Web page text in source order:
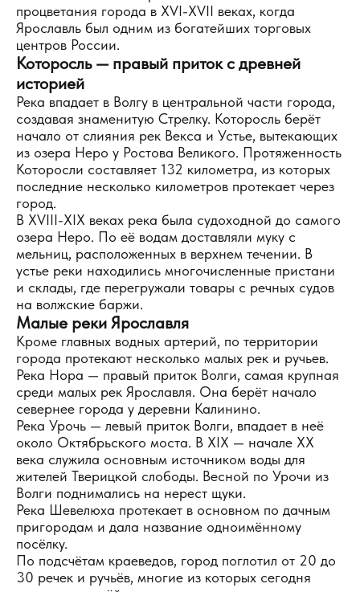
процветания города в XVI-XVII веках, когда
Ярославль был одним из богатейших торговых
центров России.
Которосль — правый приток с древней
историей
Река впадает в Волгу в центральной части города,
создавая знаменитую Стрелку. Которосль берёт
начало от слияния рек Векса и Устье, вытекающих
из озера Неро у Ростова Великого. Протяженность
Которосли составляет 132 километра, из которых
последние несколько километров протекает через
город.
В XVIII-XIX веках река была судоходной до самого
озера Неро. По её водам доставляли муку с
мельниц, расположенных в верхнем течении. В
устье реки находились многочисленные пристани
и склады, где перегружали товары с речных судов
на волжские баржи.
Малые реки Ярославля
Кроме главных водных артерий, по территории
города протекают несколько малых рек и ручьев.
Река Нора — правый приток Волги, самая крупная
среди малых рек Ярославля. Она берёт начало
севернее города у деревни Калинино.
Река Урочь — левый приток Волги, впадает в неё
около Октябрьского моста. В XIX — начале XX
века служила основным источником воды для
жителей Тверицкой слободы. Весной по Урочи из
Волги поднимались на нерест щуки.
Река Шевелюха протекает в основном по дачным
пригородам и дала название одноимённому
посёлку.
По подсчётам краеведов, город поглотил от 20 до
30 речек и ручьёв, многие из которых сегодня